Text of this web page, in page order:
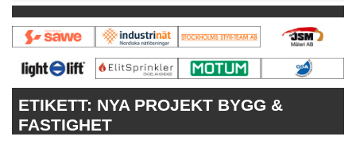
PRENUMERERA
VÅRA ANDRA MAGASIN
ANNONSERA
ETIKETT: NYA PROJEKT BYGG &
FASTIGHET